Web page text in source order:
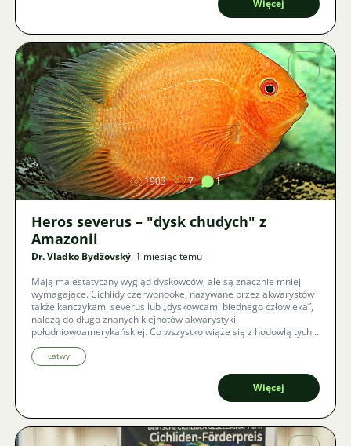
Więcej
Zdjęcie
1903 7 1
Heros severus – "dysk chudych" z
Amazonii
Dr. Vladko Bydžovský, 1 miesiąc temu
Mają majestatyczny wygląd dyskowców, ale są znacznie mniej
wymagające. Cichlidy czerwonooke, nazywane przez akwarystów
także kanczykami severus lub „dyskowcami biednego człowieka”,
należą do długo znanych klejnotów akwarystyki
południowoamerykańskiej. Co wszystko wiąże się z hodowlą tych
fascynujących, ciekawskich olbrzymów, jak urządzić im zbiornik
bez ryzyka zniszczonych roślin i jakie nietypowe warianty
kolorystyczne dziś rządzą światem akwariów?
Łatwy
Więcej